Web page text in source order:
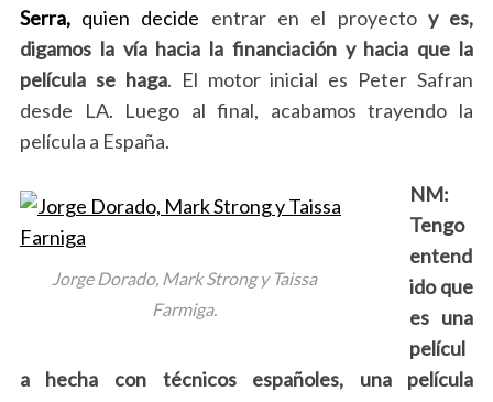
Serra, quien decide entrar en el proyectoy es,
digamos la vía hacia la financiación y hacia que la
película se haga. El motor inicial es Peter Safran
desde LA. Luego al final, acabamos trayendo la
película a España.
Jorge Dorado, Mark Strong y Taissa
Farmiga.
NM:
Tengo
entend
ido que
es una
películ
a hecha con técnicos españoles, una película